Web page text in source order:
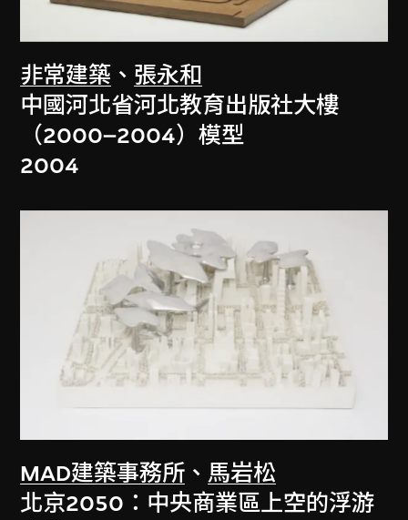
非常建築 、 張永和
中國河北省河北教育出版社大樓
（2000–2004）模型
2004
MAD建築事務所 、 馬岩松
北京2050：中央商業區上空的浮游